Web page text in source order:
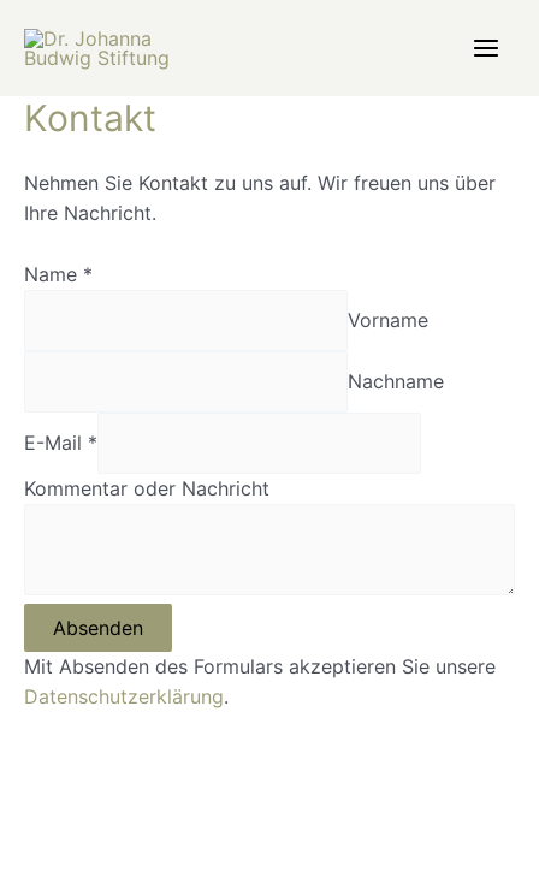
Inhalt
Kontakt
Nehmen Sie Kontakt zu uns auf. Wir freuen uns über
Ihre Nachricht.
Name *
Vorname
Nachname
E-Mail *
Kommentar oder Nachricht
Absenden
Mit Absenden des Formulars akzeptieren Sie unsere
Datenschutzerklärung.